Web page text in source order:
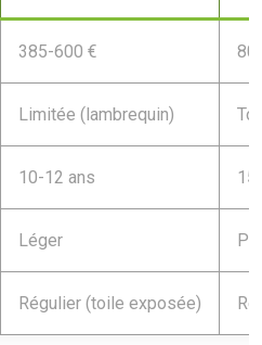
385-600 €
Limitée (lambrequin)
10-12 ans
Léger
Régulier (toile exposée)